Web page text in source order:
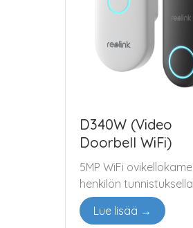
D340W (Video
Doorbell WiFi)
5MP WiFi
henkilön tunnistuksella
Lue lisää →